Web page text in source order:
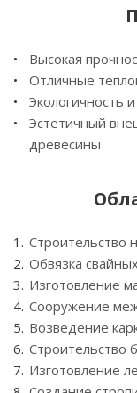
Высокая
Отличные
Экологичность
Эстетичный
древесины
Строительство
Обвязка
Изготовление
Сооружение
Возведение
Строительство
Изготовление